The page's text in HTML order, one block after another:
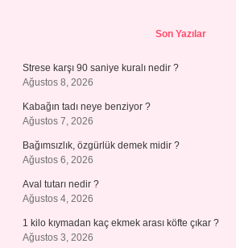
Son Yazılar
Strese karşı 90 saniye kuralı nedir ?
Ağustos 8, 2026
Kabağın tadı neye benziyor ?
Ağustos 7, 2026
Bağımsızlık, özgürlük demek midir ?
Ağustos 6, 2026
Aval tutarı nedir ?
Ağustos 4, 2026
1 kilo kıymadan kaç ekmek arası köfte çıkar ?
Ağustos 3, 2026